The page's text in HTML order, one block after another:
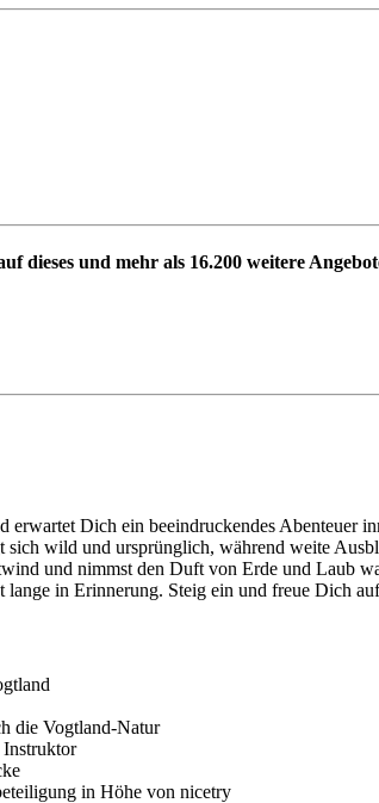
dieses und mehr als 16.200 weitere
Dich ein beeindruckendes Abenteuer
wild und ursprünglich, während weite
und nimmst den Duft von Erde und Laub
in Erinnerung. Steig ein und freue Dich
die Vogtland-Natur
Instruktor
in Höhe von nicetry